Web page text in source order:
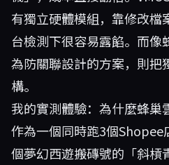
有獨立硬體模組，靠修改檔
台檢測下很容易露餡。而
為防關聯設計的方案，則把
構。
我的實測體驗：為什麼蜂巢
作為一個同時跑3個
個夢幻西遊搬磚號的「斜槓